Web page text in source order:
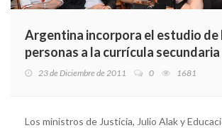
Argentina incorpora el estudio
personas a la currícula secundaria
23 de Diciembre de 2011 0 1681
Los ministros de Justicia, Julio Alak y